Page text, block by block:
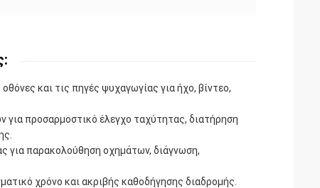
και τις πηγές ψυχαγωγίας για ήχο, βίντεο,
προσαρμοστικό έλεγχο ταχύτητας, διατήρηση
για παρακολούθηση οχημάτων, διάγνωση,
χρόνο και ακριβής καθοδήγησης διαδρομής.